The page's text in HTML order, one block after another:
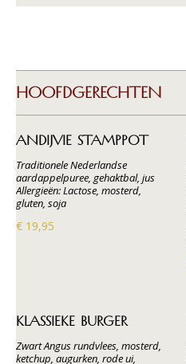
HOOFDGERECHTEN
ANDIJVIE STAMPPOT
Traditionele Nederlandse
aardappelpuree, gehaktbal, jus
Allergieën: Lactose, mosterd,
gluten, soja
€ 19,95
KLASSIEKE BURGER
Zwart Angus rundvlees, mosterd,
ketchup, augurken, rode ui,